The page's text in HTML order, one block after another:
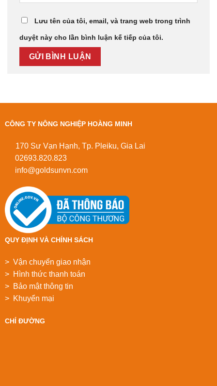
Lưu tên của tôi, email, và trang web trong trình
duyệt này cho lần bình luận kế tiếp của tôi.
CÔNG TY NÔNG NGHIỆP HOÀNG MINH
170 Sư Vạn Hạnh, Tp. Pleiku, Gia Lai
02693.820.823
info@goldsunvn.com
QUY ĐỊNH VÀ CHÍNH SÁCH
> Vận chuyển giao nhận
> Hình thức thanh toán
> Bảo mật thông tin
> Khuyển mại
CHỈ ĐƯỜNG